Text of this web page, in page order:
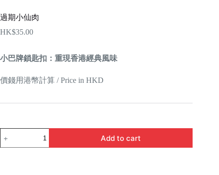
過期小仙肉
HK$35.00
小巴牌鎖匙扣：重現香港經典風味
價錢用港幣計算 / Price in HKD
期
Add to cart